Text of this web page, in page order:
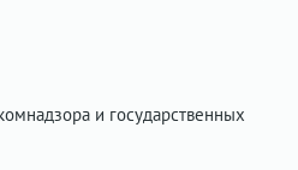
и государственных